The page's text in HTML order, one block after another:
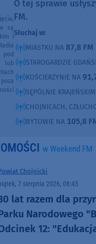
O tej sprawie
FM.
Słuchaj w:
MIASTKU NA 87,8 FM
STAROGARDZIE
KOŚCIERZYNIE NA
SĘPÓLNIE
CHOJNICACH,
BYTOWIE NA 105,8
są
i
lub
w Weekend FM
Chojnicki
7 sierpnia 2026, 08:45
lat razem dla
Narodowego
12: